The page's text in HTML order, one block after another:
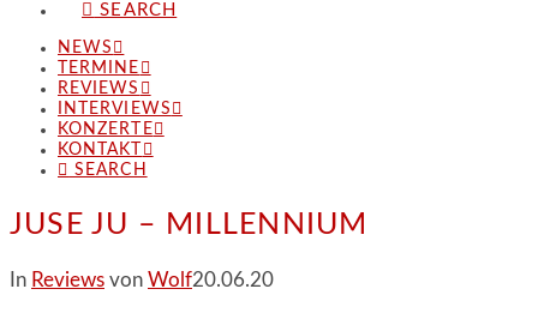
SEARCH
NEWS
TERMINE
REVIEWS
INTERVIEWS
KONZERTE
KONTAKT
SEARCH
JUSE JU – MILLENNIUM
In Reviews von Wolf20.06.20